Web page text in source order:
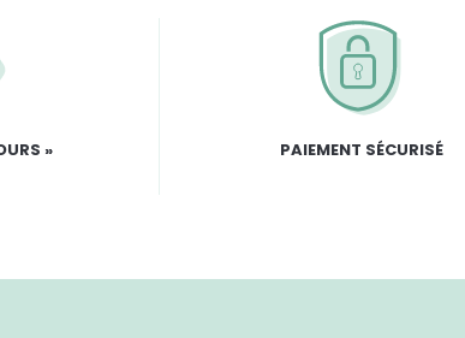
» PAIEMENT SÉCURISÉ